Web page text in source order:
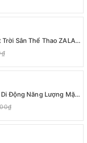
Sân Thể Thao ZALAA
Cấp
Động Năng Lượng Mặt